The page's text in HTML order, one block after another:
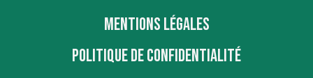
MENTIONS LÉGALES
POLITIQUE DE CONFIDENTIALITÉ